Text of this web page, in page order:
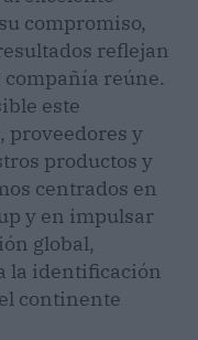
compromiso,
reflejan
compañía reúne.
este
proveedores y
productos y
centrados en
y en impulsar
global,
la identificación
continente